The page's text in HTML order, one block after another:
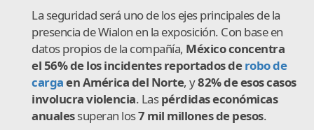
La seguridad será uno de los ejes principales de la
presencia de Wialon en la exposición. Con base en
datos propios de la compañía, México concentra
el 56% de los incidentes reportados derobo de
cargaen América del Norte, y82% de esos casos
involucra violencia. Laspérdidas económicas
anualessuperan los7 mil millones de pesos.